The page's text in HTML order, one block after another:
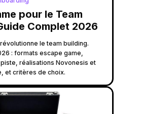
pour le Team
Complet 2026
le team building.
: formats escape game,
réalisations Novonesis et
et critères de choix.